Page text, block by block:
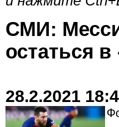
СМИ:
остаться
28.2.2021